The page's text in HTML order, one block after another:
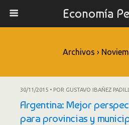
Economía
Archivos ›
30/11/2015 • POR GUSTAVO IBAÑEZ
Argentina: Mejor
para provincias y